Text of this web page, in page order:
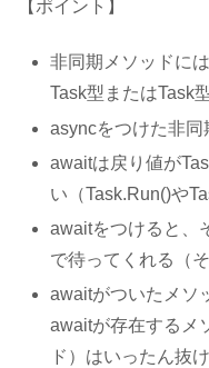
【ポイント】
非同期メソッドに
Task型またはTask
asyncをつけた非
awaitは戻り値が
い（Task.Run()や
awaitをつけると、
で待ってくれる（
awaitがついたメソ
awaitが存在するメ
ド）はいったん抜